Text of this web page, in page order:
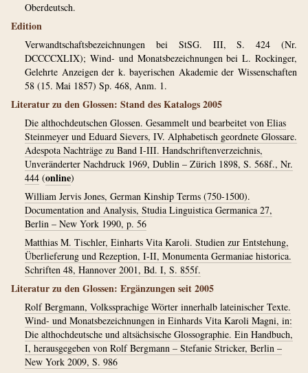
Oberdeutsch.
Edition
Verwandtschaftsbezeichnungen bei StSG. III, S. 424 (Nr.
DCCCCXLIX); Wind- und Monatsbezeichnungen bei L. Rockinger,
Gelehrte Anzeigen der k. bayerischen Akademie der Wissenschaften
58 (15. Mai 1857) Sp. 468, Anm. 1.
Literatur zu den Glossen: Stand des Katalogs 2005
Die althochdeutschen Glossen. Gesammelt und bearbeitet von Elias
Steinmeyer und Eduard Sievers, IV. Alphabetisch geordnete Glossare.
Adespota Nachträge zu Band I-III. Handschriftenverzeichnis,
Unveränderter Nachdruck 1969, Dublin – Zürich 1898, S. 568f., Nr.
444 (online)
William Jervis Jones, German Kinship Terms (750-1500).
Documentation and Analysis, Studia Linguistica Germanica 27,
Berlin – New York 1990, p. 56
Matthias M. Tischler, Einharts Vita Karoli. Studien zur Entstehung,
Überlieferung und Rezeption, I-II, Monumenta Germaniae historica.
Schriften 48, Hannover 2001, Bd. I, S. 855f.
Literatur zu den Glossen: Ergänzungen seit 2005
Rolf Bergmann, Volkssprachige Wörter innerhalb lateinischer Texte.
Wind- und Monatsbezeichnungen in Einhards Vita Karoli Magni, in:
Die althochdeutsche und altsächsische Glossographie. Ein Handbuch,
I, herausgegeben von Rolf Bergmann – Stefanie Stricker, Berlin –
New York 2009, S. 986